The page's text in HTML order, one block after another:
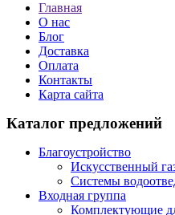
Главная
О нас
Блог
Доставка
Оплата
Контакты
Карта сайта
Каталог предложений
Благоустройство
Искусственный
Системы
Входная группа
Комплектующие